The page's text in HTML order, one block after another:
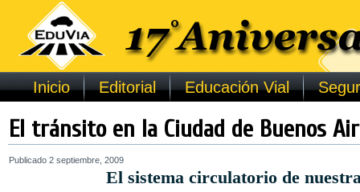
Inicio Editorial Educación Vial
El tránsito en la Ciudad de Buenos
Publicado 2 septiembre, 2009
El sistema circulatorio de